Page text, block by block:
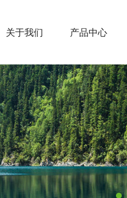
关于我们 产品中心